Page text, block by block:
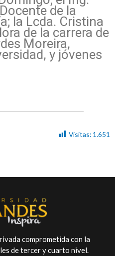
de la
la Lcda. Cristina
de la carrera de
Moreira,
y jóvenes
Visitas: 1.651
comprometida con la
de tercer y cuarto nivel.